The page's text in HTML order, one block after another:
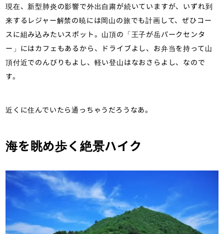
現在、新型肺炎の影響で外出自粛が続いていますが、いずれ到
来するレジャー解禁の暁には岡山の旅でも計画して、ぜひコー
スに組み込みたいスポット。山頂の「王子が岳パークセンタ
ー」にはカフェもあるから、ドライブよし、お弁当を持って山
頂付近でのんびりもよし、軽い登山はなおさらよし、なので
す。
近くに住んでいたら通っちゃうだろうなあ。
海を眺め歩く絶景ハイク